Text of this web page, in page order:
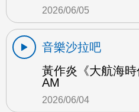
2026/06/05
音樂沙拉吧
黃作炎《大航海
AM
2026/06/04